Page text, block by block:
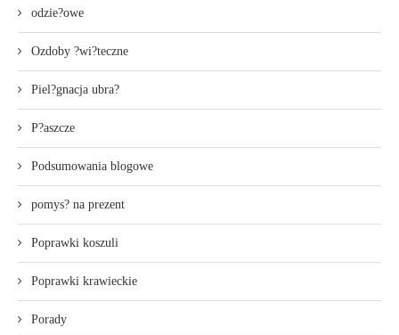
odzie?owe
Ozdoby ?wi?teczne
Piel?gnacja ubra?
P?aszcze
Podsumowania blogowe
pomys? na prezent
Poprawki koszuli
Poprawki krawieckie
Porady